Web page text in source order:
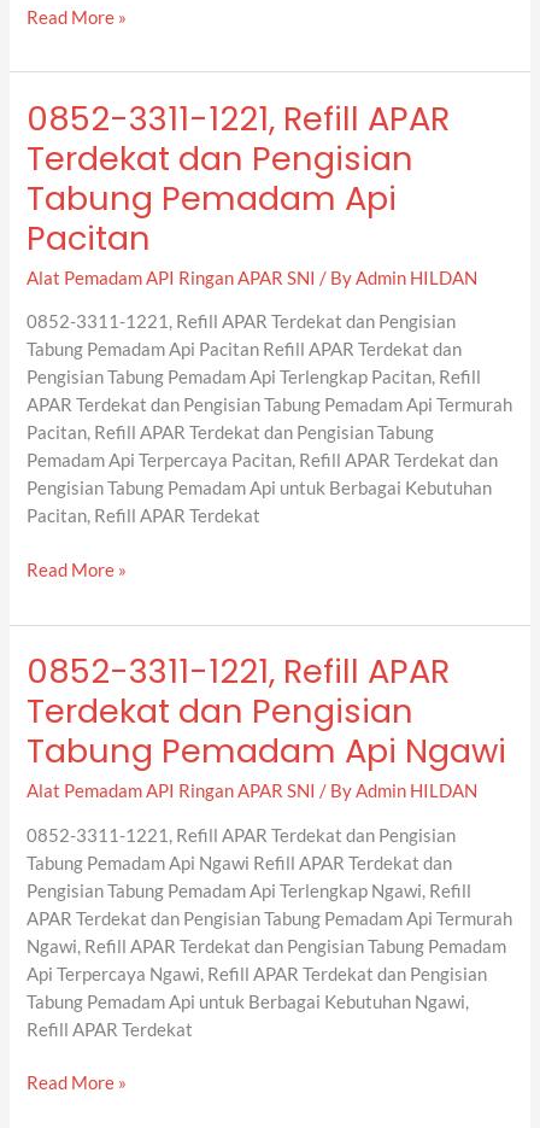
Read More »
0852-3311-1221, Refill APAR
Terdekat dan Pengisian
Tabung Pemadam Api
Pacitan
Alat Pemadam API Ringan APAR SNI / ByAdmin HILDAN
0852-3311-1221, Refill APAR Terdekat dan Pengisian
Tabung Pemadam Api Pacitan Refill APAR Terdekat dan
Pengisian Tabung Pemadam Api Terlengkap Pacitan, Refill
APAR Terdekat dan Pengisian Tabung Pemadam Api Termurah
Pacitan, Refill APAR Terdekat dan Pengisian Tabung
Pemadam Api Terpercaya Pacitan, Refill APAR Terdekat dan
Pengisian Tabung Pemadam Api untuk Berbagai Kebutuhan
Pacitan, Refill APAR Terdekat
0852-
1221,
Refill
APAR
Terdekat
dan
Tabung
Pemadam
Api
Pacitan
Read More »
0852-3311-1221, Refill APAR
Terdekat dan Pengisian
Tabung Pemadam Api Ngawi
Alat Pemadam API Ringan APAR SNI / ByAdmin HILDAN
0852-3311-1221, Refill APAR Terdekat dan Pengisian
Tabung Pemadam Api Ngawi Refill APAR Terdekat dan
Pengisian Tabung Pemadam Api Terlengkap Ngawi, Refill
APAR Terdekat dan Pengisian Tabung Pemadam Api Termurah
Ngawi, Refill APAR Terdekat dan Pengisian Tabung Pemadam
Api Terpercaya Ngawi, Refill APAR Terdekat dan Pengisian
Tabung Pemadam Api untuk Berbagai Kebutuhan Ngawi,
Refill APAR Terdekat
0852-
1221,
Refill
Terdekat
dan
Pengisian
Tabung
Pemadam
Api
Ngawi
Read More »